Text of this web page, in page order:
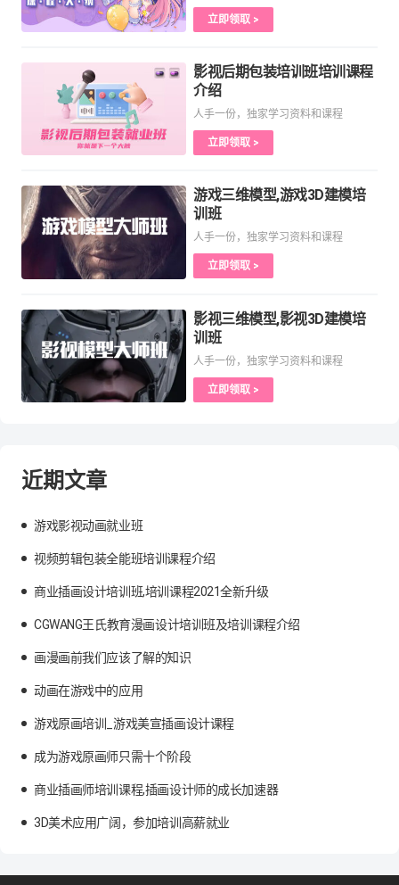
立即领取 >
影视后期包装培训班培训课程
介绍
人手一份，独家学习资料和课程
立即领取 >
游戏三维模型,游戏3D建模培
训班
人手一份，独家学习资料和课程
立即领取 >
影视三维模型,影视3D建模培
训班
人手一份，独家学习资料和课程
立即领取 >
近期文章
游戏影视动画就业班
视频剪辑包装全能班培训课程介绍
商业插画设计培训班,培训课程2021全新升级
CGWANG王氏教育漫画设计培训班及培训课程介绍
画漫画前我们应该了解的知识
动画在游戏中的应用
游戏原画培训_游戏美宣插画设计课程
成为游戏原画师只需十个阶段
商业插画师培训课程,插画设计师的成长加速器
3D美术应用广阔，参加培训高薪就业